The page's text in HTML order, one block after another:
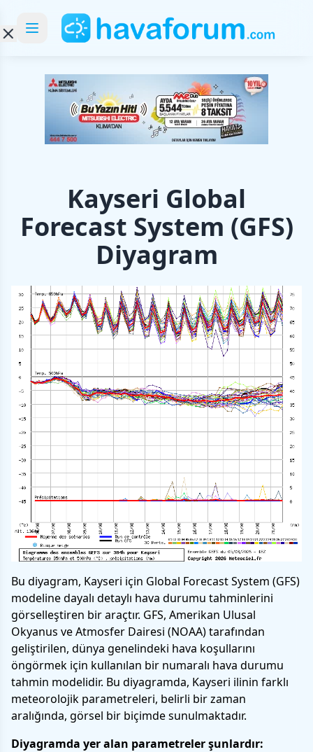
Kayseri Global
Forecast System (GFS)
Diyagram
Bu diyagram, Kayseri için Global Forecast System (GFS)
modeline dayalı detaylı hava durumu tahminlerini
görselleştiren bir araçtır. GFS, Amerikan Ulusal
Okyanus ve Atmosfer Dairesi (NOAA) tarafından
geliştirilen, dünya genelindeki hava koşullarını
öngörmek için kullanılan bir numaralı hava durumu
tahmin modelidir. Bu diyagramda, Kayseri ilinin farklı
meteorolojik parametreleri, belirli bir zaman
aralığında, görsel bir biçimde sunulmaktadır.
Diyagramda yer alan parametreler şunlardır: